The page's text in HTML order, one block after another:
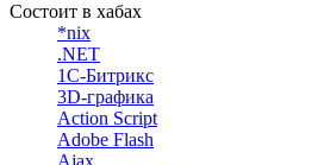
Состоит в хабах
*nix
.NET
1С-Битрикс
3D-графика
Action Script
Adobe Flash
Ajax